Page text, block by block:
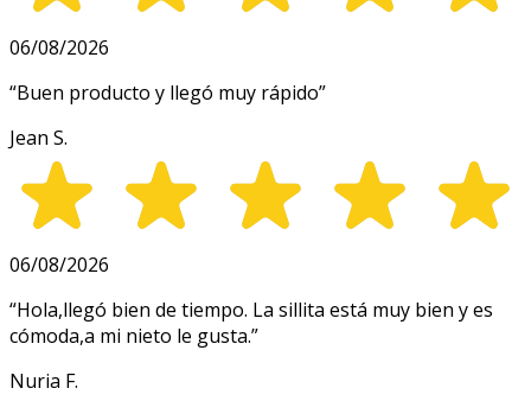
06/08/2026
“Buen producto y llegó muy rápido”
Jean S.
06/08/2026
“Hola,llegó bien de tiempo. La sillita está muy bien y es
cómoda,a mi nieto le gusta.”
Nuria F.